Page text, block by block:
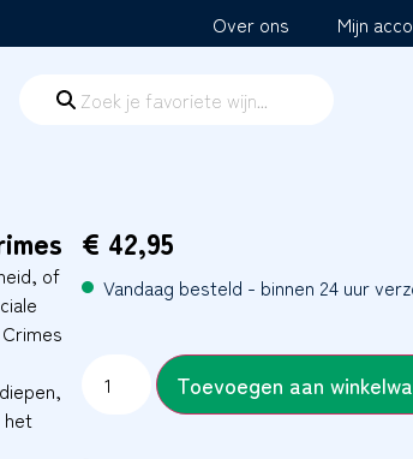
Over ons Mijn
of
het
€ 42,95
Vandaag besteld - binnen 24 uur
Toevoegen aan